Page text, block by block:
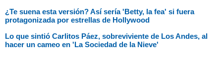
¿Te suena esta versión? Así sería 'Betty, la fea' si fuera
protagonizada por estrellas de Hollywood
Lo que sintió Carlitos Páez, sobreviviente de Los Andes, al
hacer un cameo en 'La Sociedad de la Nieve'